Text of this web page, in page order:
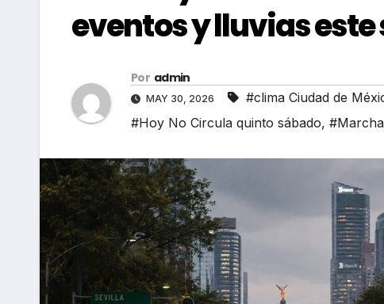
eventos y lluvias
Por admin
MAY 30, 2026 #clima Ciudad de
#Hoy No Circula quinto sábado,